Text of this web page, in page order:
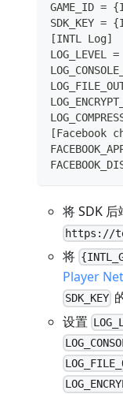
GAME_ID =
SDK_KEY =
[INTL Log]
LOG_LEVEL
[Facebook
将 SDK 后
https://
将
Player
SDK_KEY
设置